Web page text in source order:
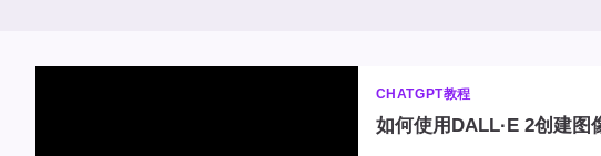
CHATGPT教程
如何使用DALL·E 2创建图